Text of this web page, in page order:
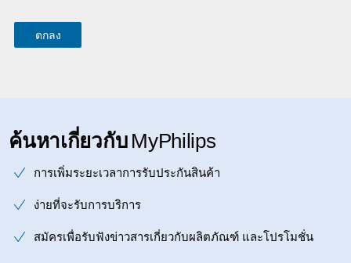
ค้นหาเกี่ยวกับ MyPhilips
การเพิ่มระยะเวลาการรับประกันสินค้า
ง่ายที่จะรับการบริการ
สมัครเพื่อรับฟังข่าวสารเกี่ยวกับผลิตภัณฑ์ และโปรโมชั่น